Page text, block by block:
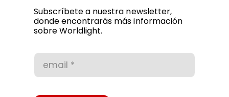
Política de privacidad
Accesibilidad
Subscríbete a nuestra newsletter,
donde encontrarás más información
sobre Worldlight.